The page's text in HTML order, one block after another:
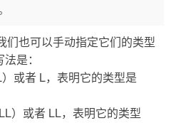
们也可以手动指定它们的类型
是：
或者 L，表明它的类型是
）或者 LL，表明它的类型